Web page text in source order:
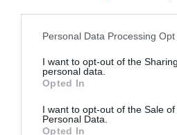
Personal Data Processing
I want to opt-out of the
personal data.
Opted In
I want to opt-out of the Sale of
Personal Data.
Opted In
vicios
Gestión 360
1 2 3 4